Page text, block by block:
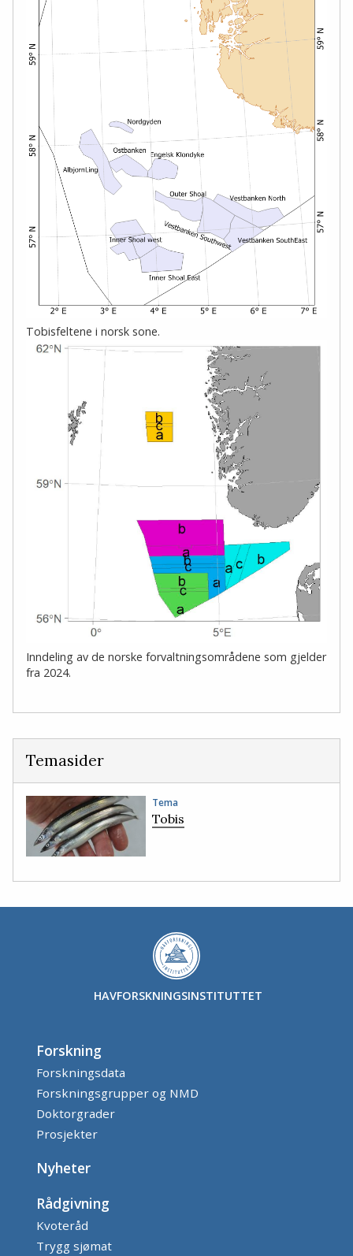
Tobisfeltene i norsk sone.
Inndeling av de norske forvaltningsområdene som gjelder
fra 2024.
Temasider
Tema
Tobis
HAVFORSKNINGSINSTITUTTET
Forskning
Forskningsdata
Forskningsgrupper og NMD
Doktorgrader
Prosjekter
Nyheter
Rådgivning
Kvoteråd
Trygg sjømat